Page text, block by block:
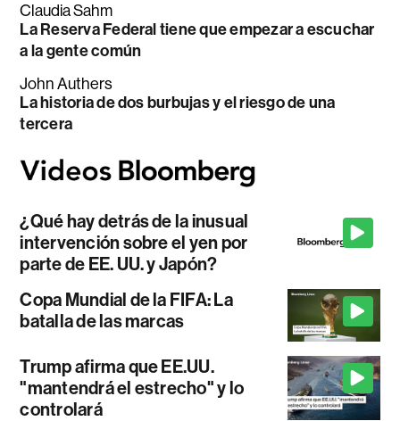
Claudia Sahm
La Reserva Federal tiene que empezar a escuchar
a la gente común
John Authers
La historia de dos burbujas y el riesgo de una
tercera
¿Qué hay detrás de la inusual
intervención sobre el yen por
parte de EE. UU. y Japón?
Copa Mundial de la FIFA: La
batalla de las marcas
Trump afirma que EE.UU.
"mantendrá el estrecho" y lo
controlará